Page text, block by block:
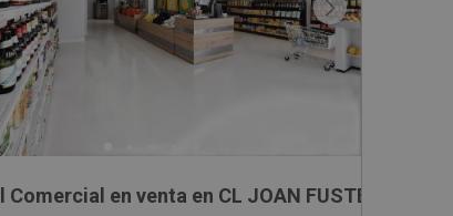
Comercial en venta en CL JOAN FUSTER, -